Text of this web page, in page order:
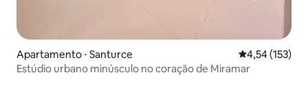
Apartamento ⋅ Santurce 4,54 de uma
4,54 (153)
Estúdio urbano minúsculo no coração de Miramar